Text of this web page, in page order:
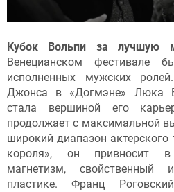
Кубок Вольпи за лучшую
Венецианском фестивале
исполненных мужских
Джонса в «Догмэне» Люка
стала вершиной его
продолжает с максимальной
широкий диапазон
короля», он привносит
магнетизм, свойственный
пластике. Франц